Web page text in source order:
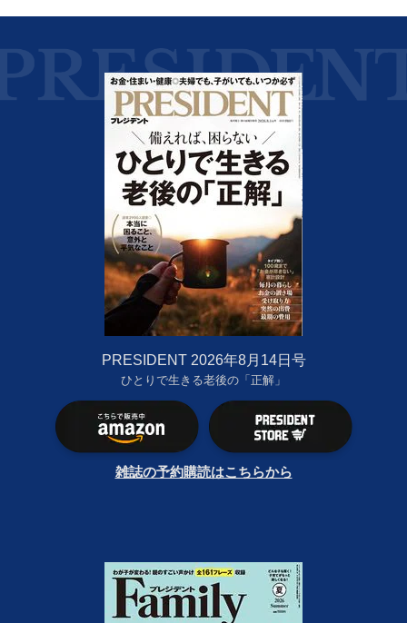
PRESIDENT 2026年8月14日号
ひとりで生きる老後の「正解」
雑誌の予約購読はこちらから